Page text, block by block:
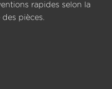
rapides selon la
pièces.